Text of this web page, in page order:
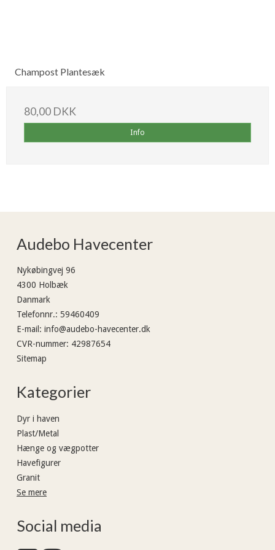
Champost Plantesæk
80,00 DKK
Info
Audebo Havecenter
Nykøbingvej 96
4300 Holbæk
Danmark
Telefonnr.: 59460409
E-mail : info@audebo-havecenter.dk
CVR-nummer: 42987654
Sitemap
Kategorier
Dyr i haven
Plast/Metal
Hænge og vægpotter
Havefigurer
Granit
Se mere
Social media